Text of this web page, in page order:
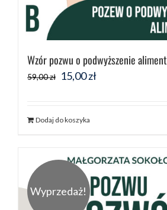
Wzór pozwu o podwyższenie
59,00zł
Pierwotna
59,00 zł.
15,00złAktualna
Dodaj do koszyka
Wyprzedaż!